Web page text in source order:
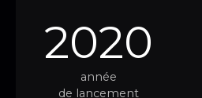
2020
année
de lancement